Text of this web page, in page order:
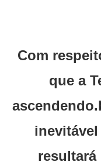
Com
que a
resultará